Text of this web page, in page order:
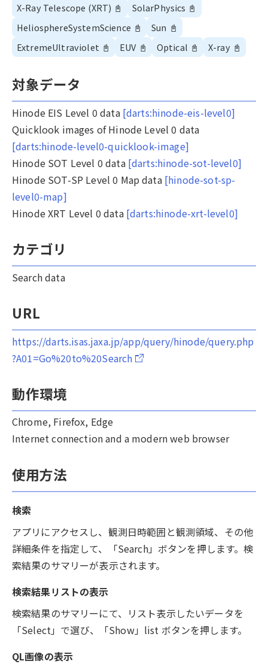
X-Ray Telescope (XRT) 📓 SolarPhysics 📓
HeliosphereSystemScience 📓 Sun 📓
ExtremeUltraviolet 📓 EUV 📓 Optical 📓 X-ray 📓
対象データ
Hinode EIS Level 0 data [darts:hinode-eis-level0]
Quicklook images of Hinode Level 0 data
[darts:hinode-level0-quicklook-image]
Hinode SOT Level 0 data [darts:hinode-sot-level0]
Hinode SOT-SP Level 0 Map data [hinode-sot-sp-
level0-map]
Hinode XRT Level 0 data [darts:hinode-xrt-level0]
カテゴリ
Search data
URL
https://darts.isas.jaxa.jp/app/query/hinode/query.php
?A01=Go%20to%20Search
動作環境
Chrome, Firefox, Edge
Internet connection and a modern web browser
使用方法
検索
アプリにアクセスし、観測日時範囲と観測領域、その他
詳細条件を指定して、「Search」ボタンを押します。検
索結果のサマリーが表示されます。
検索結果リストの表示
検索結果のサマリーにて、リスト表示したいデータを
「Select」で選び、「Show」list ボタンを押します。
QL画像の表示